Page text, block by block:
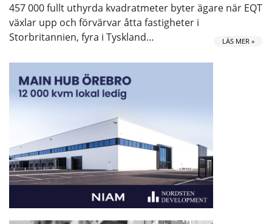
457 000 fullt uthyrda kvadratmeter byter ägare när EQT
växlar upp och förvärvar åtta fastigheter i
Storbritannien, fyra i Tyskland…
LÄS MER »